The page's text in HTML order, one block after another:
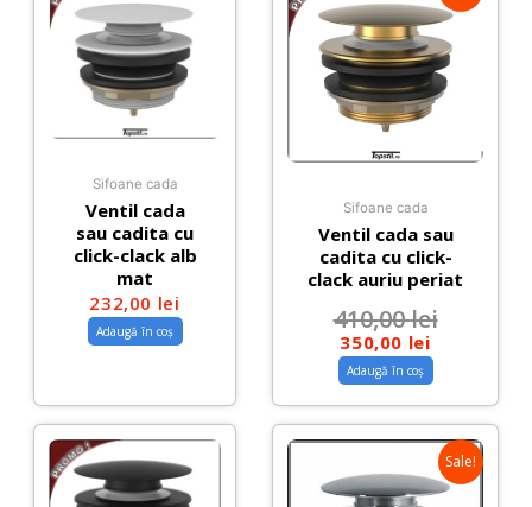
Sifoane cada
Ventil cada
sau cadita cu
click-clack alb
mat
232,00 lei
Adaugă în coș
Sifoane cada
Ventil cada sau
cadita cu click-
clack auriu periat
410,00lei
350,00 lei
Adaugă în coș
Sale!